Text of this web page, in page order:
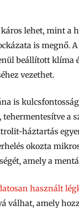
lehet, mint a
is megnő.
beállított klíma
vezethet.
is
a
háztartás
okozta
amely a
használt
válhat, amely